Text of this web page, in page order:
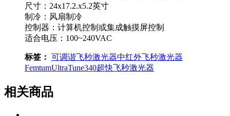
尺寸：24x17.2.x5.2英寸
制冷：风扇制冷
控制器：计算机控制或集成触摸屏控制
适合电压：100~240VAC
标签： 可调谐飞秒激光器中红外飞秒激光器
FemtumUltraTune340超快飞秒激光器
相关商品